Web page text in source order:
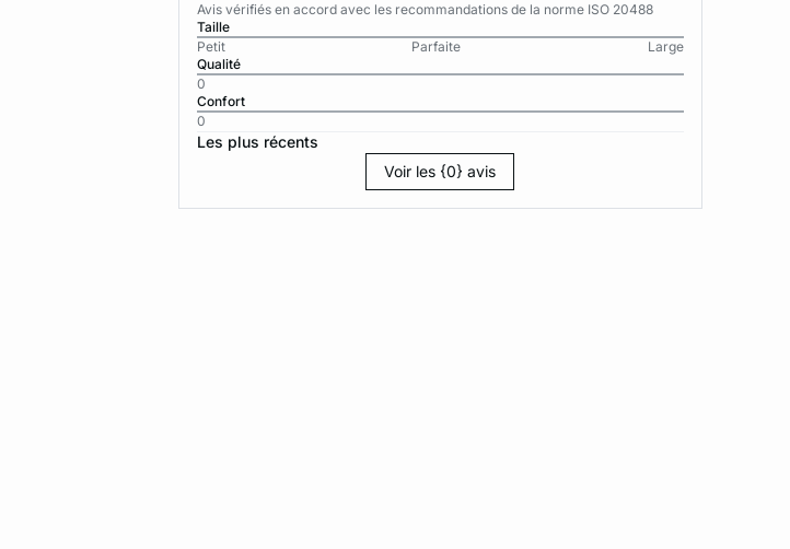
Avis vérifiés en accord avec les recommandations de la norme ISO 20488
Taille
Petit
Parfaite
Large
Qualité
0
Confort
0
Les plus récents
Voir les {0} avis